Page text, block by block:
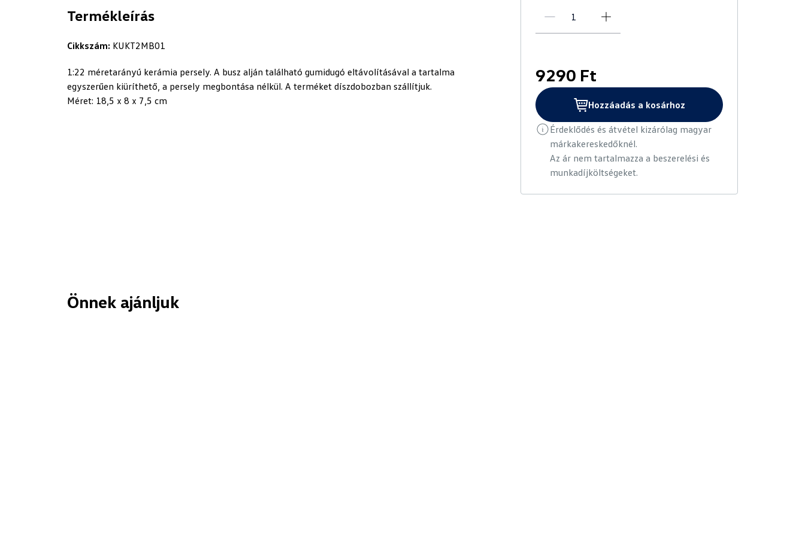
Termékleírás
Cikkszám: KUKT2MB01
1:22 méretarányú kerámia persely. A busz alján található gumidugó eltávolításával a tartalma
egyszerűen kiüríthető, a persely megbontása nélkül. A terméket díszdobozban szállítjuk.
Méret: 18,5 x 8 x 7,5 cm
9290 Ft
Hozzáadás a kosárhoz
Érdeklődés és átvétel kizárólag magyar
márkakereskedőknél.
Az ár nem tartalmazza a beszerelési és
munkadíjköltségeket.
Önnek ajánljuk